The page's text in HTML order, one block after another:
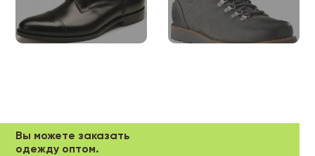
Вы можете заказать
одежду оптом.